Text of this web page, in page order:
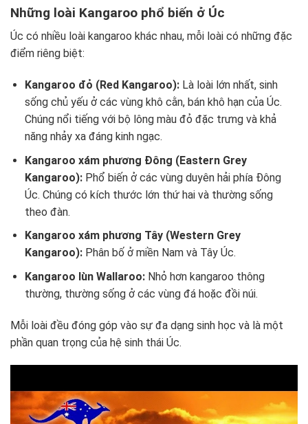
Những loài Kangaroo phổ biến ở Úc
Úc có nhiều loài kangaroo khác nhau, mỗi loài có những đặc
điểm riêng biệt:
Kangaroo đỏ (Red Kangaroo):Là loài lớn nhất, sinh
sống chủ yếu ở các vùng khô cằn, bán khô hạn của Úc.
Chúng nổi tiếng với bộ lông màu đỏ đặc trưng và khả
năng nhảy xa đáng kinh ngạc.
Kangaroo xám phương Đông (Eastern Grey
Kangaroo):Phổ biến ở các vùng duyên hải phía Đông
Úc. Chúng có kích thước lớn thứ hai và thường sống
theo đàn.
Kangaroo xám phương Tây (Western Grey
Kangaroo):Phân bố ở miền Nam và Tây Úc.
Kangaroo lùn Wallaroo:Nhỏ hơn kangaroo thông
thường, thường sống ở các vùng đá hoặc đồi núi.
Mỗi loài đều đóng góp vào sự đa dạng sinh học và là một
phần quan trọng của hệ sinh thái Úc.